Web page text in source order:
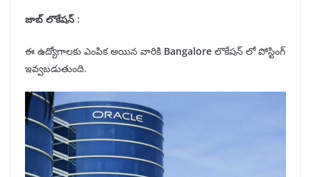
జాబ్ లొకేషన్ :
ఈ ఉద్యోగాలకు ఎంపిక అయిన వారికి Bangalore లొకేషన్ లో పోస్టింగ్
ఇవ్వబడుతుంది.